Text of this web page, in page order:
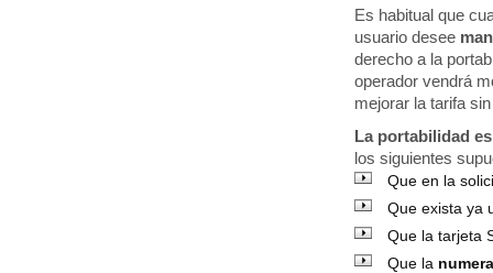
Es habitual que
usuario desee
derecho a la
operador vendrá
mejorar la tarifa
La portabilidad
los siguientes
Que en la
Que exista ya
Que la tarjeta
Que la